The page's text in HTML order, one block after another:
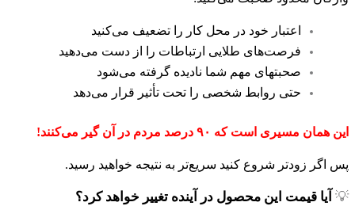
اعتبار خود در محل کار را تضعیف می‌کنید
فرصت‌های طلایی ارتباطات را از دست می‌دهید
صحبتهای مهم شما نادیده گرفته می‌شود
حتی روابط شخصی را تحت تأثیر قرار می‌دهد
این همان مسیری است که ۹۰ درصد مردم در آن گیر می‌کنند!
پس اگر زودتر شروع کنید سریع‌تر به نتیجه خواهید رسید.
💡 آیا قیمت این محصول در آینده تغییر خواهد کرد؟